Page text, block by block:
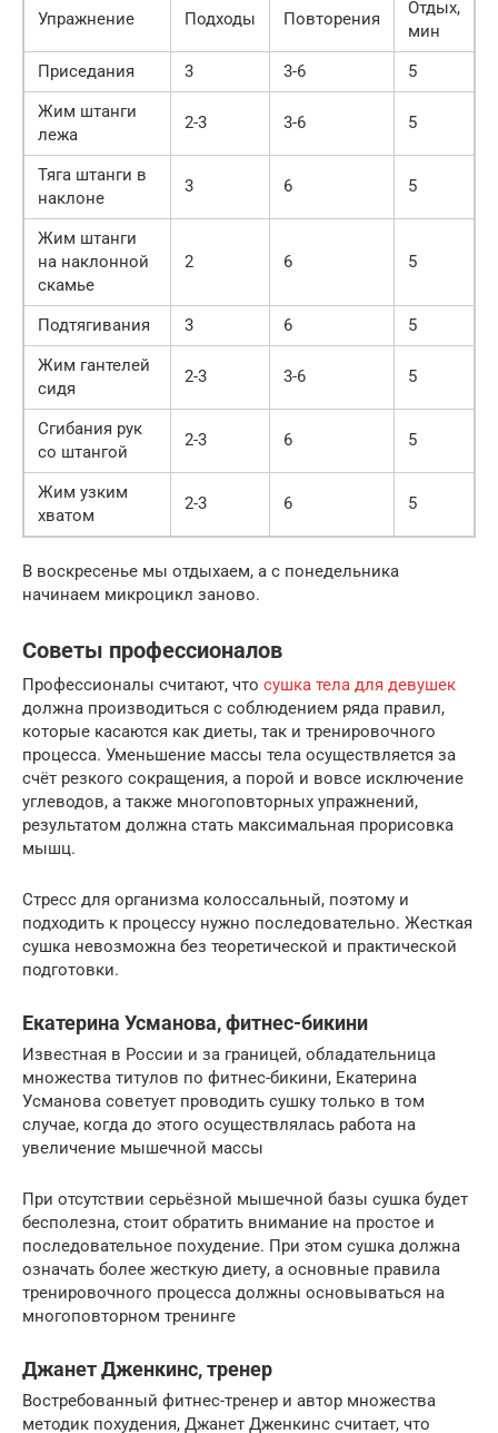
Упражнение Подходы Повторения
Отдых,
мин
Приседания
3 3-6
5
Жим штанги
лежа
2-3 3-6 5
Тяга штанги в
наклоне
3 6 5
Жим штанги
на наклонной
скамье
2 6 5
Подтягивания 3 6
5
Жим гантелей
сидя
2-3 3-6 5
Сгибания рук
со штангой
2-3 6 5
Жим узким
хватом
2-3 6 5
В воскресенье мы отдыхаем, а с понедельника
начинаем микроцикл заново.
Советы профессионалов
Профессионалы считают, что сушка тела для девушек
должна производиться с соблюдением ряда правил,
которые касаются как диеты, так и тренировочного
процесса. Уменьшение массы тела осуществляется за
счёт резкого сокращения, а порой и вовсе исключение
углеводов, а также многоповторных упражнений,
результатом должна стать максимальная прорисовка
мышц.
Стресс для организма колоссальный, поэтому и
подходить к процессу нужно последовательно. Жесткая
сушка невозможна без теоретической и практической
подготовки.
Екатерина Усманова, фитнес-бикини
Известная в России и за границей, обладательница
множества титулов по фитнес-бикини, Екатерина
Усманова советует проводить сушку только в том
случае, когда до этого осуществлялась работа на
увеличение мышечной массы
При отсутствии серьёзной мышечной базы сушка будет
бесполезна, стоит обратить внимание на простое и
последовательное похудение. При этом сушка должна
означать более жесткую диету, а основные правила
тренировочного процесса должны основываться на
многоповторном тренинге
Джанет Дженкинс, тренер
Востребованный фитнес-тренер и автор множества
методик похудения, Джанет Дженкинс считает, что